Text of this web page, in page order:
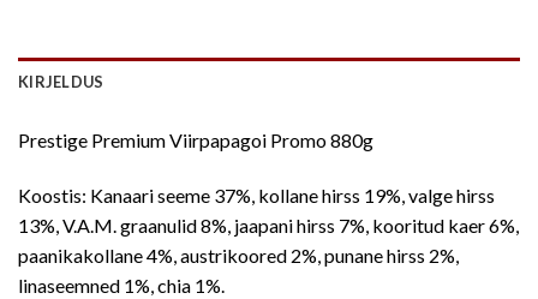
KIRJELDUS
Prestige Premium Viirpapagoi Promo 880g
Koostis: Kanaari seeme 37%, kollane hirss 19%, valge hirss
13%, V.A.M. graanulid 8%, jaapani hirss 7%, kooritud kaer 6%,
paanikakollane 4%, austrikoored 2%, punane hirss 2%,
linaseemned 1%, chia 1%.